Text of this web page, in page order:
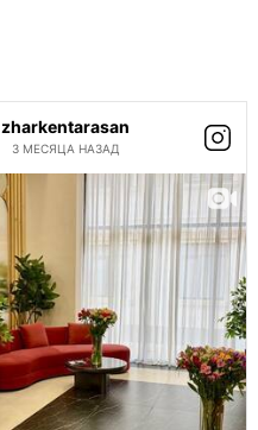
zharkentarasan
3 МЕСЯЦА НАЗАД